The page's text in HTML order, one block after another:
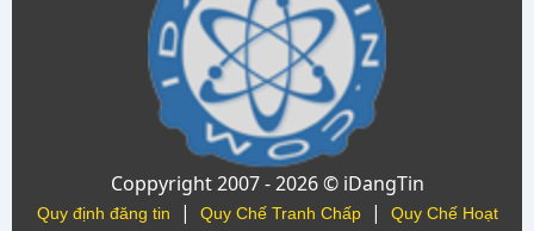
Coppyright 2007 - 2026 © iDangTin
Quy định đăng tin | Quy Chế Tranh Chấp|
Quy Chế Hoạt